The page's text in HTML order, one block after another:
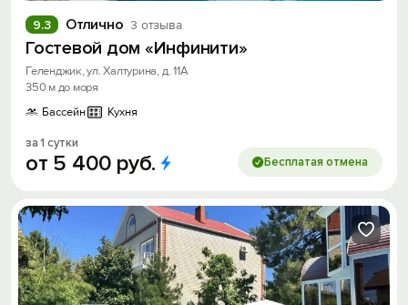
Отлично 3 отзыва
9.3
Гостевой дом «Инфинити»
Геленджик, ул. Халтурина, д. 11А
350 м до моря
Бассейн
Кухня
за 1 сутки
от 5 400 руб. Бесплатая отмена